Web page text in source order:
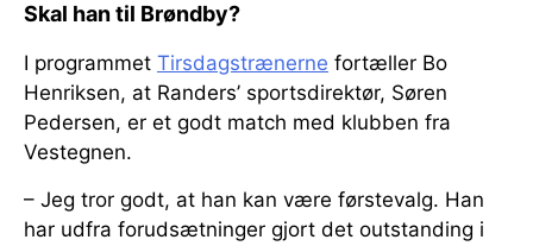
Skal han til Brøndby?
I programmet Tirsdagstrænerne fortæller Bo
Henriksen, at Randers’ sportsdirektør, Søren
Pedersen, er et godt match med klubben fra
Vestegnen.
– Jeg tror godt, at han kan være førstevalg. Han
har udfra forudsætninger gjort det outstanding i